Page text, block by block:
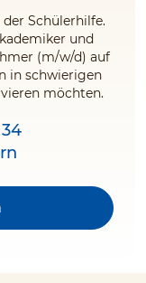
Schülerhilfe.
und
(m/w/d) auf
in schwierigen
möchten.